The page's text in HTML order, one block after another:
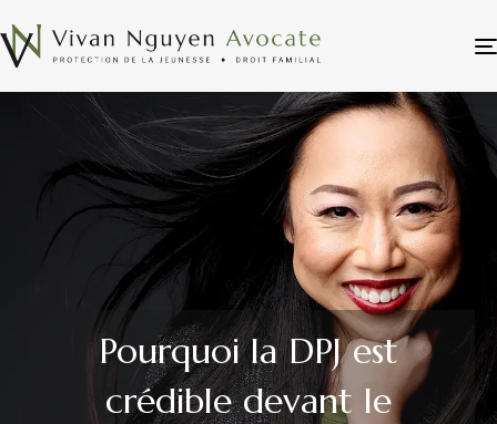
Pourquoi la DPJ est
crédible devant le